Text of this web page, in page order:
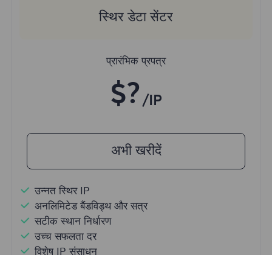
स्थिर डेटा सेंटर
प्रारंभिक प्रपत्र
$? /IP
अभी खरीदें
उन्नत स्थिर IP
अनलिमिटेड बैंडविड्थ और सत्र
सटीक स्थान निर्धारण
उच्च सफलता दर
विशेष IP संसाधन